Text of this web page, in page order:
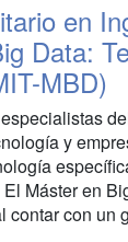
en
Data:
MBD)
y
Máster en
con un